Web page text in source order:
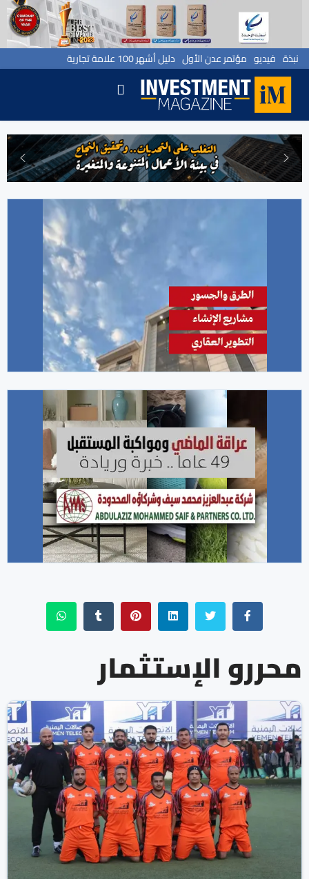
نبذة فيديو مؤتمر عدن الأول دليل أشهر 100 علامة تجارية
محررو الإستثمار